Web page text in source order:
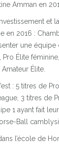
Amman en
et
en 2016 :
une
Pro Élite
Amateur Élite.
: 5 titres de
3 titres de
1 ayant fait
Ball
l’école de